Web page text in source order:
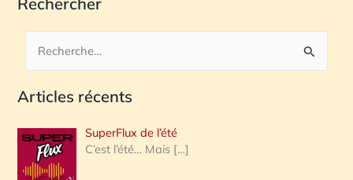
c
e
r
Articles récents
SuperFlux de l’été
C’est l’été… Mais […]